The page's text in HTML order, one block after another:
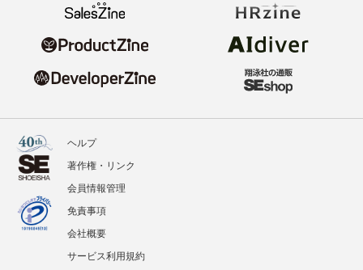
ヘルプ
著作権・リンク
会員情報管理
免責事項
会社概要
サービス利用規約